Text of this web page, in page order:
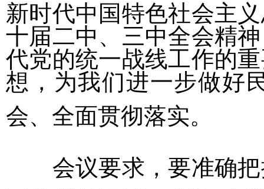
新时代中国特色社会主
十届二中、三中全会精
代党的统一战线工作的
想，为我们进一步做好
会、全面贯彻落实。
会议要求，要准确